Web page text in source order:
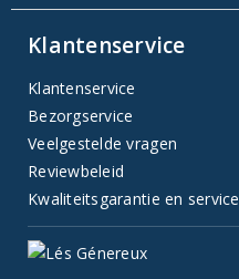
Klantenservice
Klantenservice
Bezorgservice
Veelgestelde vragen
Reviewbeleid
Kwaliteitsgarantie en service